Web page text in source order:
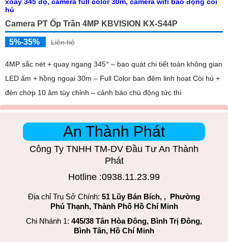
Camera PT Ốp Trần 4MP KBVISION KX-S44P
5%-35% Liên hệ
4MP sắc nét + quay ngang 345° – bao quát chi tiết toàn không gian
LED ấm + hồng ngoại 30m – Full Color ban đêm linh hoạt Còi hú +
đèn chớp 10 âm tùy chỉnh – cảnh báo chủ động tức thì
An Thành Phát
Công Ty TNHH TM-DV Đầu Tư An Thành
Phát
Hotline :0938.11.23.99
Địa chỉ Trụ Sở Chính: 51 Lũy Bán Bích, , Phường
Phú Thạnh, Thành Phố Hồ Chí Minh
Chi Nhánh 1: 445/38 Tân Hòa Đông, Bình Trị Đông,
Bình Tân, Hồ Chí Minh